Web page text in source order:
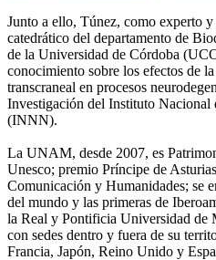
Junto a ello, Túnez, como experto
catedrático del departamento de
de la Universidad de Córdoba
conocimiento sobre los efectos de
transcraneal en procesos
Investigación del Instituto
(INNN).
La UNAM, desde 2007, es
Unesco; premio Príncipe de
Comunicación y Humanidades; se
del mundo y las primeras de
la Real y Pontificia Universidad de
con sedes dentro y fuera de su
Francia, Japón, Reino Unido y